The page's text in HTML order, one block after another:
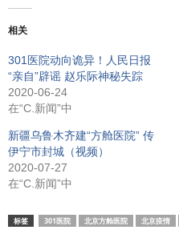
加
载…
相关
301医院动向诡异！人民日报
“亲自”辟谣 赵乐际神秘失踪
2020-06-24
在“C.新闻”中
新疆乌鲁木齐建“方舱医院” 传
伊宁市封城（视频）
2020-07-27
在“C.新闻”中
标签 301医院 北京方舱医院 北京疫情